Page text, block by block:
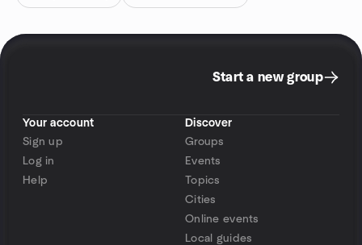
Start a new group
Your account
Sign up
Log in
Help
Discover
Groups
Events
Topics
Cities
Online events
Local guides